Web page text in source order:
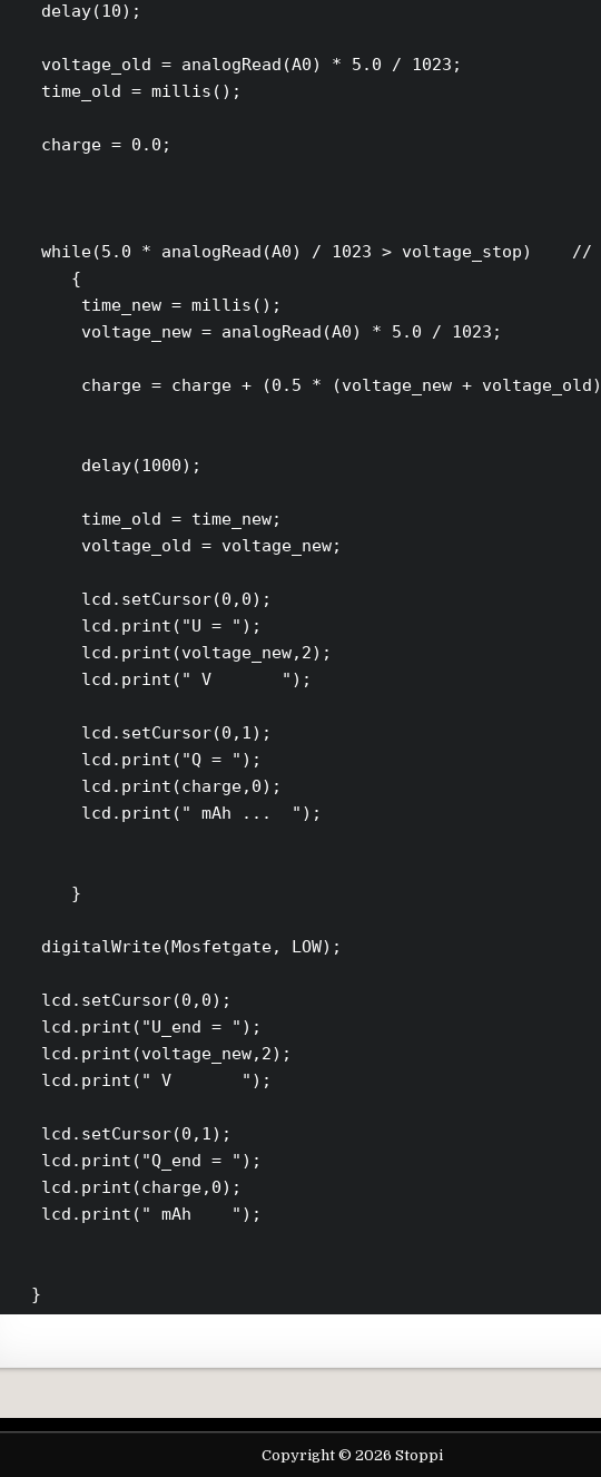
    delay(10);
    voltage_old = analogRead(A0) * 5.0 / 1023;
    time_old = millis();
    charge = 0.0;
while(5.0 * analogRead(A0) / 1023 > voltage_stop)
       {
        time_new = millis();
        voltage_new = analogRead(A0) * 5.0 / 1023;
charge = charge + (0.5 * (voltage_new +
        delay(1000);
        time_old = time_new;
        voltage_old = voltage_new;
        lcd.setCursor(0,0);
        lcd.print("U = ");
        lcd.print(voltage_new,2);
        lcd.print(" V       ");
        lcd.setCursor(0,1);
        lcd.print("Q = ");
        lcd.print(charge,0);
        lcd.print(" mAh ...  ");
       }
    digitalWrite(Mosfetgate, LOW);
    lcd.setCursor(0,0);
    lcd.print("U_end = ");
    lcd.print(voltage_new,2);
    lcd.print(" V       ");
    lcd.setCursor(0,1);
    lcd.print("Q_end = ");
    lcd.print(charge,0);
    lcd.print(" mAh    ");
   }
Copyright © 2026 Stoppi